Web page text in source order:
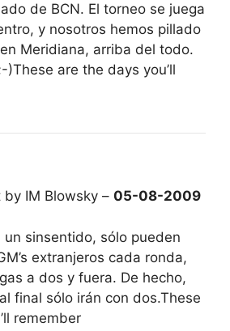
de BCN. El torneo se juega
y nosotros hemos pillado
Meridiana, arriba del todo.
are the days you’ll
by IM Blowsky – 05-08-2009
un sinsentido, sólo pueden
extranjeros cada ronda,
a dos y fuera. De hecho,
final sólo irán con dos.These
remember